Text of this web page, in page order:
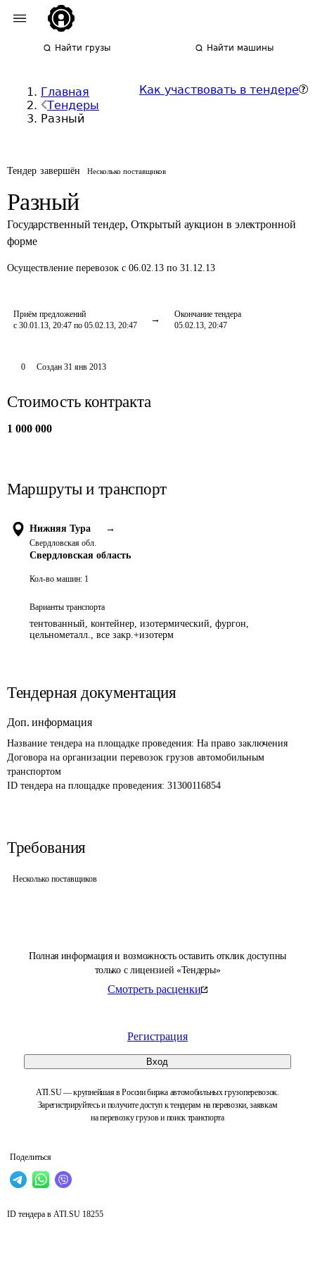
Найти грузы Найти машины
Главная
Тендеры
Разный
Как участвовать в тендере
Тендер завершён Несколько поставщиков
Разный
Государственный тендер, Открытый аукцион в электронной
форме
Осуществление перевозок с 06.02.13 по 31.12.13
Приём предложений
с 30.01.13, 20:47 по 05.02.13, 20:47
Окончание тендера
05.02.13, 20:47
Полная информация и возможность оставить отклик доступны
только с лицензией «Тендеры»
Смотреть расценки
Регистрация
Вход
ATI.SU — крупнейшая в России биржа автомобильных грузоперевозок.
Зарегистрируйтесь и получите доступ к тендерам на перевозки, заявкам
на перевозку грузов и поиск транспорта
Поделиться
0 Создан 31 янв 2013
Стоимость контракта
1 000 000
Маршруты и транспорт
Нижняя Тура →
Свердловская обл.
Свердловская область
Кол-во машин: 1
Варианты транспорта
тентованный, контейнер, изотермический, фургон,
цельнометалл., все закр.+изотерм
Тендерная документация
Доп. информация
Название тендера на площадке проведения: На право заключения
Договора на организации перевозок грузов автомобильным
транспортом
ID тендера на площадке проведения: 31300116854
Требования
Несколько поставщиков
ID тендера в ATI.SU 18255